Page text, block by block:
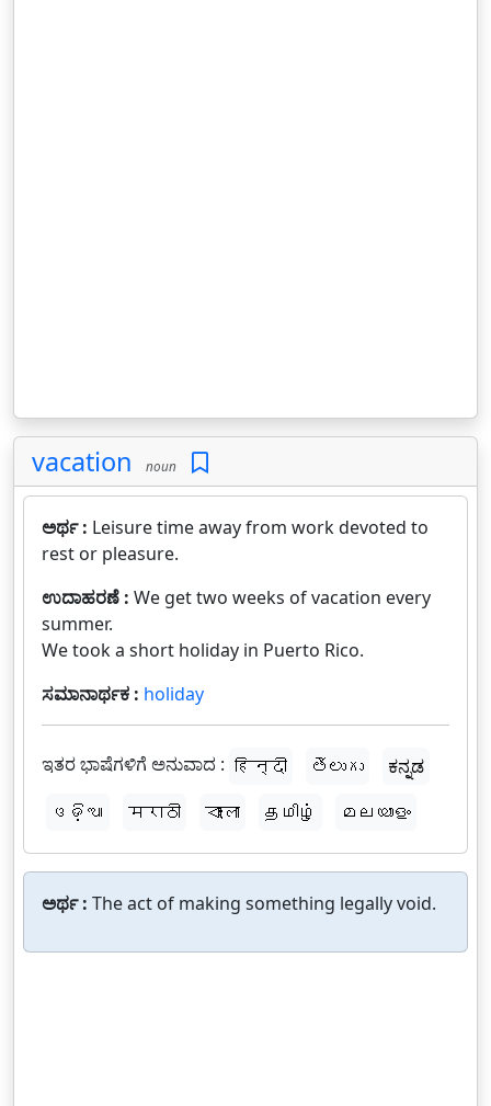
vacation noun
ಅರ್ಥ : Leisure time away from work devoted to
rest or pleasure.
ಉದಾಹರಣೆ : We get two weeks of vacation every
summer.
We took a short holiday in Puerto Rico.
ಸಮಾನಾರ್ಥಕ : holiday
ಇತರ ಭಾಷೆಗಳಿಗೆ ಅನುವಾದ : हिन्दी తెలుగు
ಕನ್ನಡ
ଓଡ଼ିଆ
मराठी বাংলা தமிழ் മലയാളം
ಅರ್ಥ : The act of making something legally void.